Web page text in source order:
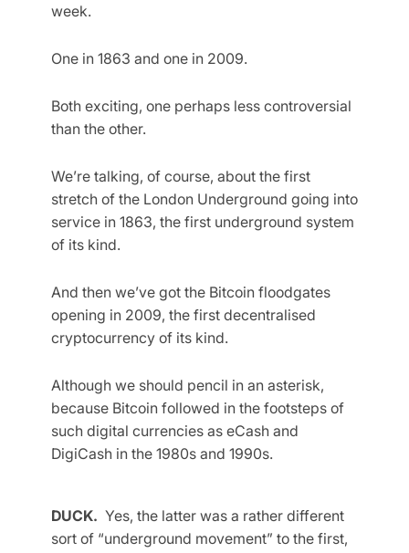
week.
One in 1863 and one in 2009.
Both exciting, one perhaps less controversial
than the other.
We’re talking, of course, about the first
stretch of the London Underground going into
service in 1863, the first underground system
of its kind.
And then we’ve got the Bitcoin floodgates
opening in 2009, the first decentralised
cryptocurrency of its kind.
Although we should pencil in an asterisk,
because Bitcoin followed in the footsteps of
such digital currencies as eCash and
DigiCash in the 1980s and 1990s.
DUCK. Yes, the latter was a rather different
sort of “underground movement” to the first,